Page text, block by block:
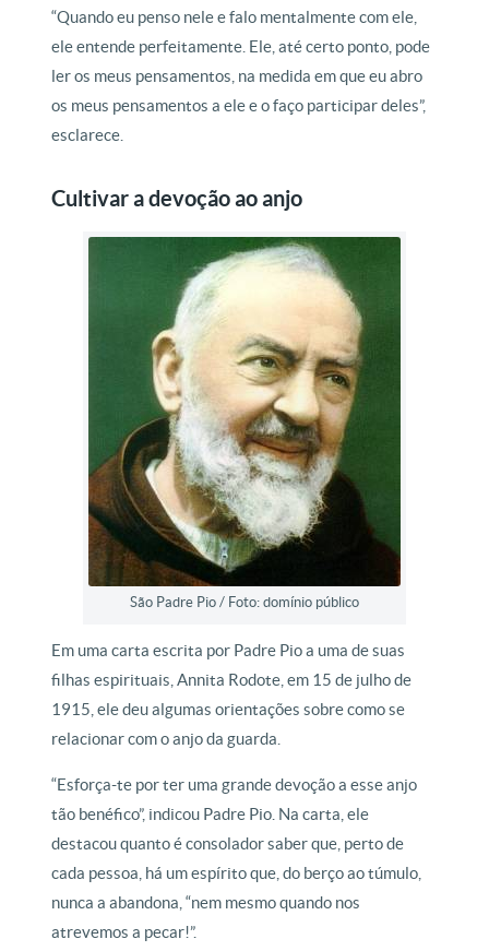
“Quando eu penso nele e falo mentalmente com ele,
ele entende perfeitamente. Ele, até certo ponto, pode
ler os meus pensamentos, na medida em que eu abro
os meus pensamentos a ele e o faço participar deles”,
esclarece.
Cultivar a devoção ao anjo
São Padre Pio / Foto: domínio público
Em uma carta escrita por Padre Pio a uma de suas
filhas espirituais, Annita Rodote, em 15 de julho de
1915, ele deu algumas orientações sobre como se
relacionar com o anjo da guarda.
“Esforça-te por ter uma grande devoção a esse anjo
tão benéfico”, indicou Padre Pio. Na carta, ele
destacou quanto é consolador saber que, perto de
cada pessoa, há um espírito que, do berço ao túmulo,
nunca a abandona, “nem mesmo quando nos
atrevemos a pecar!”.